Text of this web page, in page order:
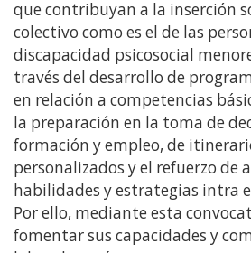
que contribuyan a la inserción
colectivo como es el de las
discapacidad psicosocial
través del desarrollo de
en relación a competencias
la preparación en la toma de
formación y empleo, de
personalizados y el refuerzo de
habilidades y estrategias intra
Por ello, mediante esta
fomentar sus capacidades y